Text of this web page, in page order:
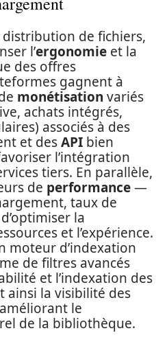
distribution de fichiers,
l’ergonomie et la
des offres
gagnent à
monétisation variés
achats intégrés,
associés à des
et desAPI bien
l’intégration
tiers. En parallèle,
de performance—
taux de
la
et l’expérience.
moteur d’indexation
de filtres avancés
et l’indexation des
ainsi la visibilité des
le
de la bibliothèque.